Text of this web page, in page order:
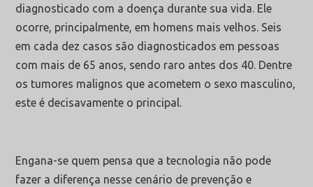
diagnosticado com a doença durante sua vida. Ele
ocorre, principalmente, em homens mais velhos. Seis
em cada dez casos são diagnosticados em pessoas
com mais de 65 anos, sendo raro antes dos 40. Dentre
os tumores malignos que acometem o sexo masculino,
este é decisavamente o principal.
Engana-se quem pensa que a tecnologia não pode
fazer a diferença nesse cenário de prevenção e